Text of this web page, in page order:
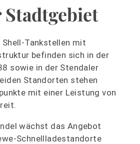
Shell-Tankstellen mit
befinden sich in der
sowie in der Stendaler
Standorten stehen
mit einer Leistung von
wächst das Angebot
Schnellladestandorte